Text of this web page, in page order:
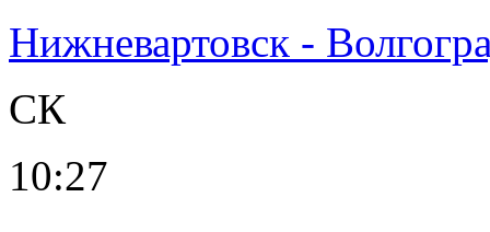
Нижневартовск -
СК
10:27